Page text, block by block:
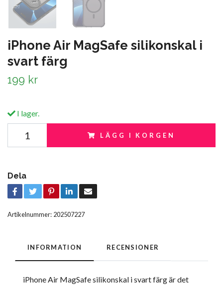
iPhone Air MagSafe silikonskal i
svart färg
199 kr
I lager.
LÄGG I KORGEN
Dela
Artikelnummer: 202507227
INFORMATION RECENSIONER
iPhone Air MagSafe silikonskal i svart färg är det